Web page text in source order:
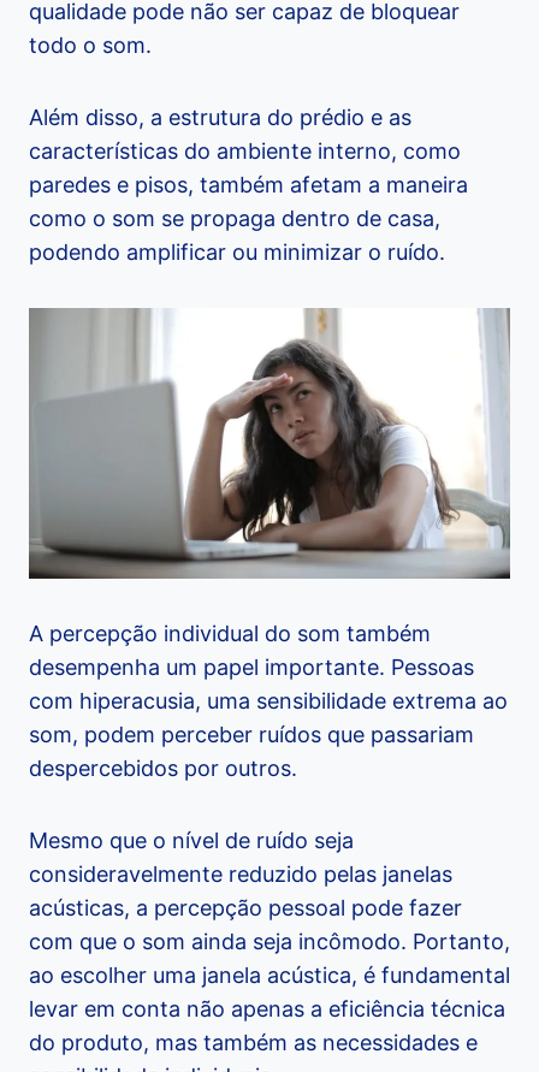
qualidade pode não ser capaz de bloquear
todo o som.
Além disso, a estrutura do prédio e as
características do ambiente interno, como
paredes e pisos, também afetam a maneira
como o som se propaga dentro de casa,
podendo amplificar ou minimizar o ruído.
A percepção individual do som também
desempenha um papel importante. Pessoas
com hiperacusia, uma sensibilidade extrema ao
som, podem perceber ruídos que passariam
despercebidos por outros.
Mesmo que o nível de ruído seja
consideravelmente reduzido pelas janelas
acústicas, a percepção pessoal pode fazer
com que o som ainda seja incômodo. Portanto,
ao escolher uma janela acústica, é fundamental
levar em conta não apenas a eficiência técnica
do produto, mas também as necessidades e